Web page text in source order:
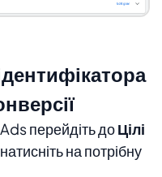
перейдіть доЦілі
на потрібну